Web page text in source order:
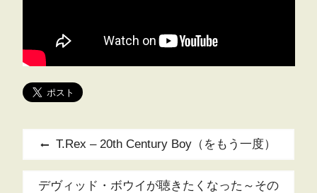
稿
ナ
Previous
post:
T.Rex – 20th Century Boy（をもう一度）
Next
デヴィッド・ボウイが聴きたくなった～その